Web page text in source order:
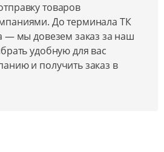
товаров
До терминала ТК
— мы довезем заказ за наш
удобную для вас
и получить заказ в